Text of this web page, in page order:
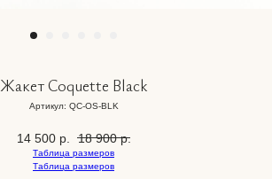
Жакет Coquette Black
Артикул: QC-OS-BLK
14 500 р. 18 900 р.
Таблица размеров
Таблица размеров